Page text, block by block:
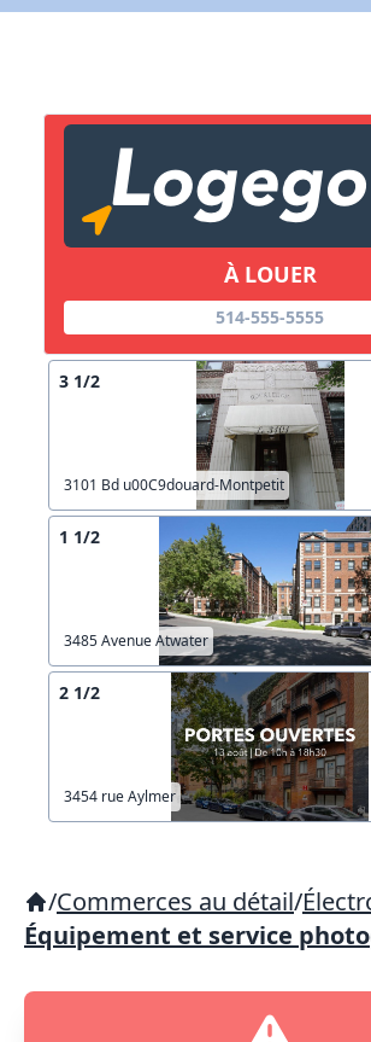
À LOUER
514-555-5555
3 1/2
3101 Bd u00C9douard-Montpetit
1 1/2
3485 Avenue Atwater
2 1/2
3454 rue Aylmer
/Commerces au détail/
Équipement et service
Lien vers inscription (sera inclus
Copier lien
X Fermer